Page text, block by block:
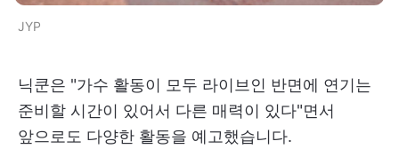
JYP
닉쿤은 "가수 활동이 모두 라이브인 반면에 연기는
준비할 시간이 있어서 다른 매력이 있다"면서
앞으로도 다양한 활동을 예고했습니다.